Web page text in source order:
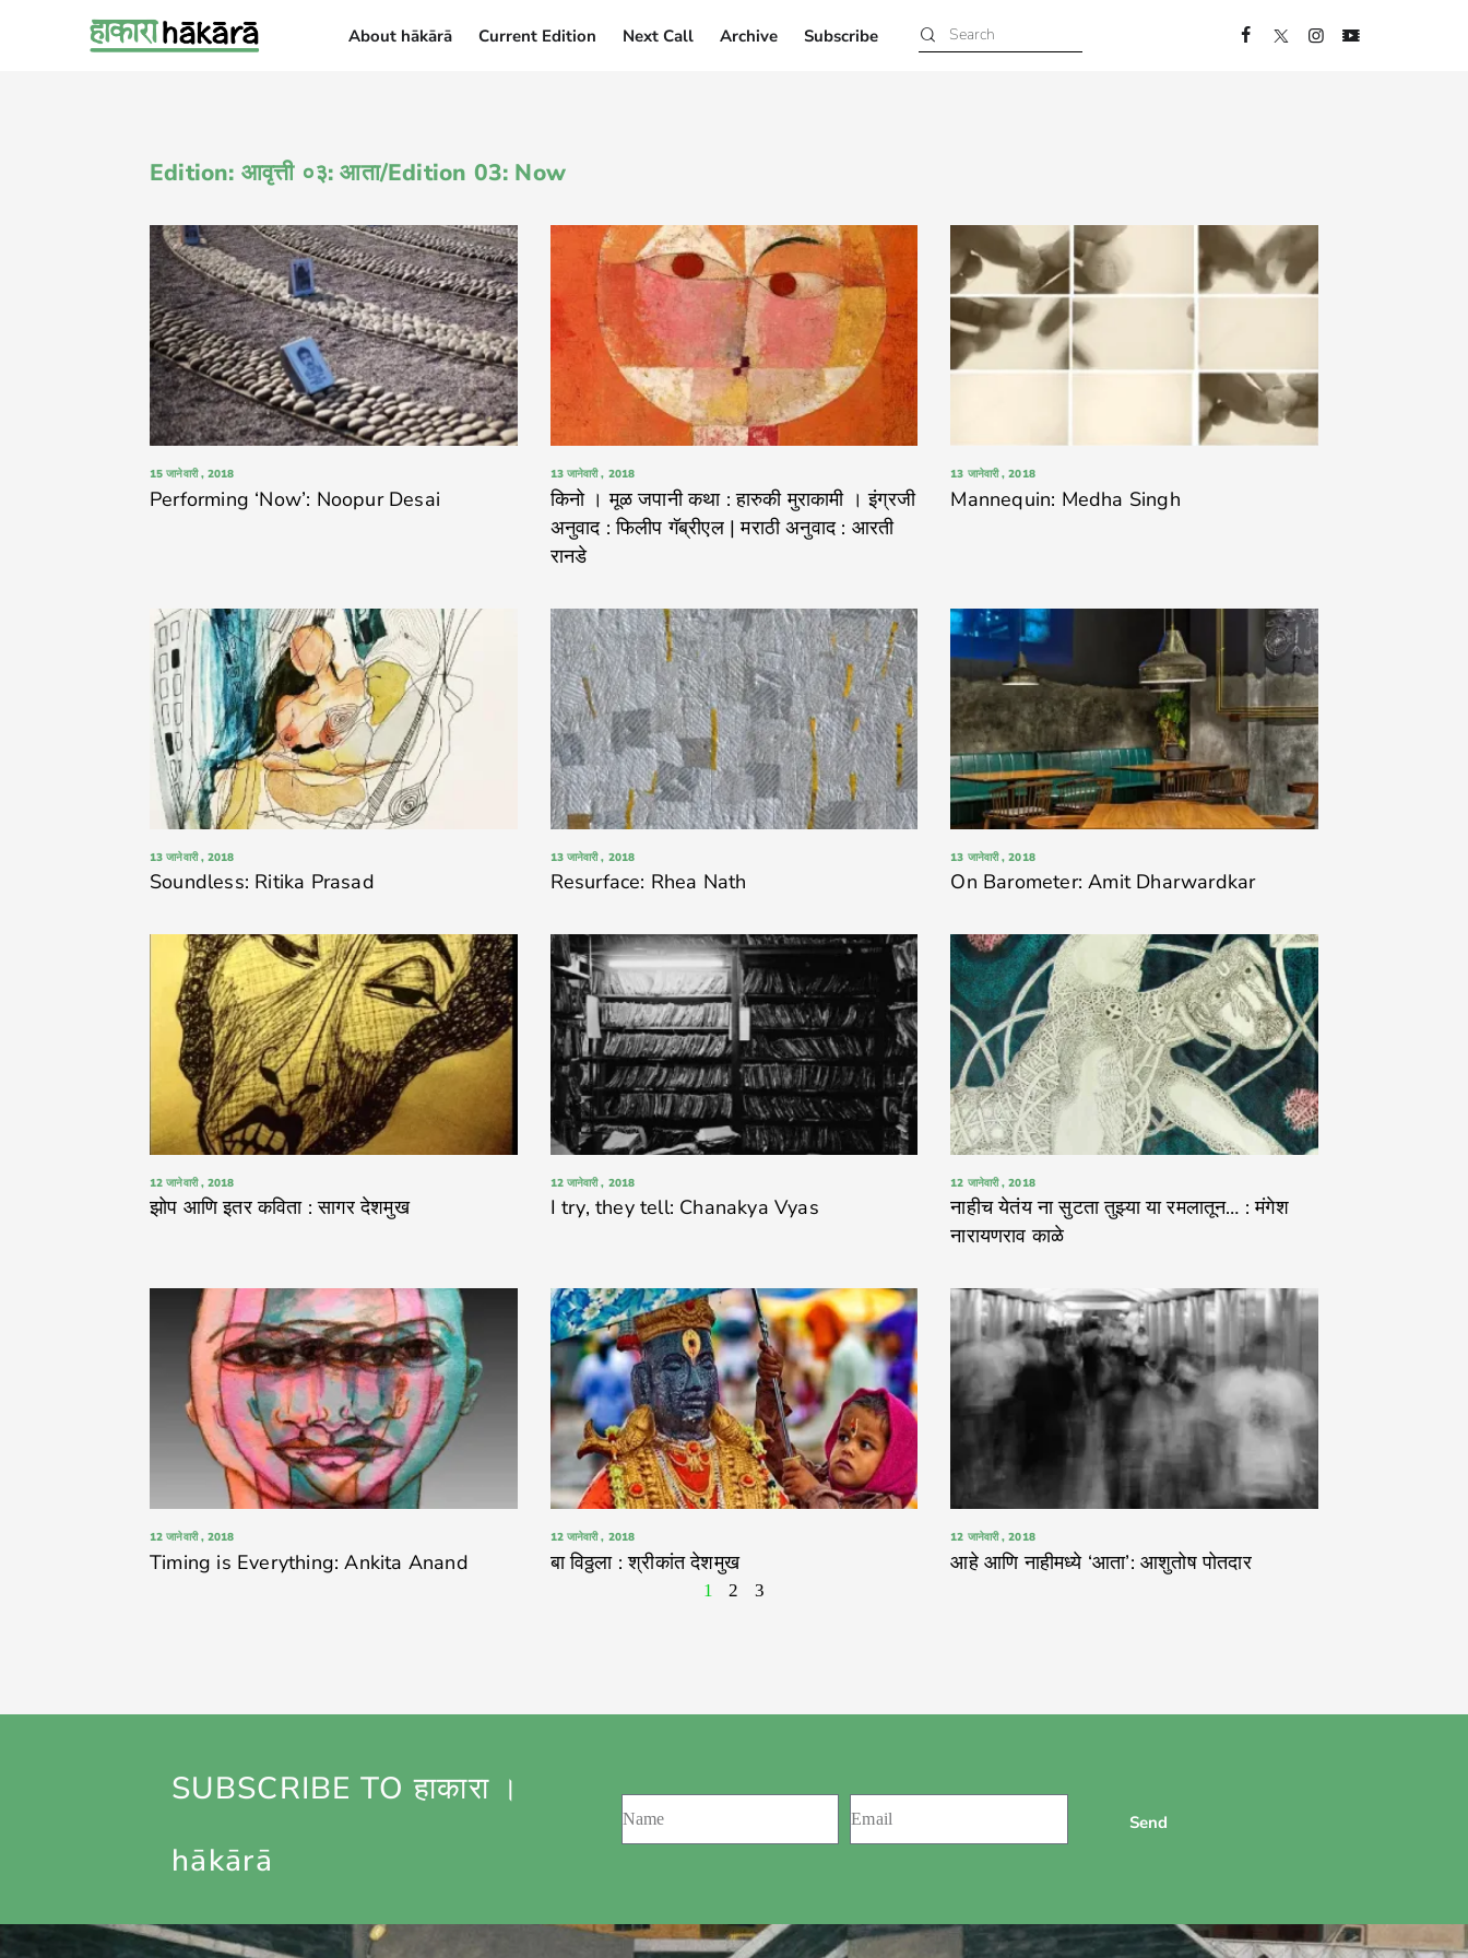
About hākārā Current Edition Next Call Archive Subscribe
Edition: आवृत्ती ०३: आता/Edition 03: Now
Performing ‘Now’: Noopur Desai
15 जानेवारी , 2018
किनो । मूळ जपानी कथा : हारुकी मुराकामी । इंग्रजी
अनुवाद : फिलीप गॅब्रीएल | मराठी अनुवाद : आरती
रानडे
13 जानेवारी , 2018
Mannequin: Medha Singh
13 जानेवारी , 2018
Soundless: Ritika Prasad
13 जानेवारी , 2018
Resurface: Rhea Nath
13 जानेवारी , 2018
On Barometer: Amit Dharwardkar
13 जानेवारी , 2018
झोप आणि इतर कविता : सागर देशमुख
12 जानेवारी , 2018
I try, they tell: Chanakya Vyas
12 जानेवारी , 2018
नाहीच येतंय ना सुटता तुझ्या या रमलातून… : मंगेश
नारायणराव काळे
12 जानेवारी , 2018
Timing is Everything: Ankita Anand
12 जानेवारी , 2018
बा विठ्ठला : श्रीकांत देशमुख
12 जानेवारी , 2018
आहे आणि नाहीमध्ये ‘आता’: आशुतोष पोतदार
12 जानेवारी , 2018
1 2 3
SUBSCRIBE TO हाकारा ।
hākārā
Send